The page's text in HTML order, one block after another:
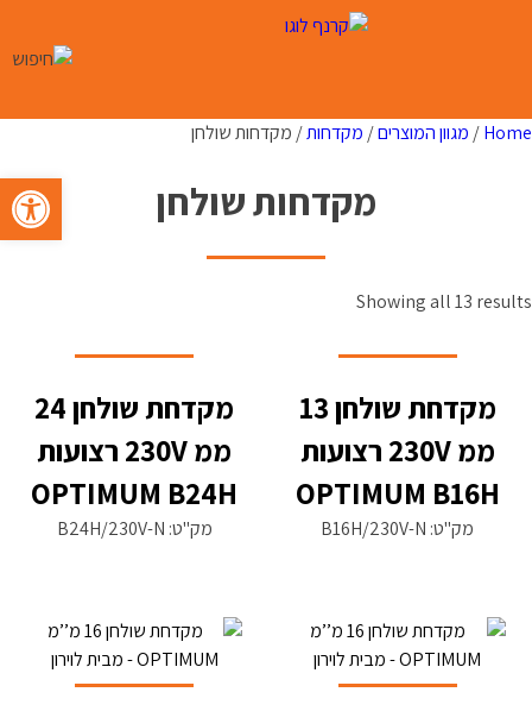
פתח
Home
/ מגוון המוצרים/ מקדחות/ מקדחות שולחן
מקדחות שולחן
Showing all 13 results
מקדחת שולחן 13
ממ 230V רצועות
OPTIMUM B16H
מק"ט: B16H/230V-N
מקדחת שולחן 24
ממ 230V רצועות
OPTIMUM B24H
מק"ט: B24H/230V-N